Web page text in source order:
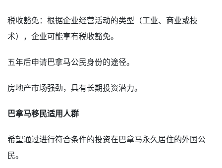
税收豁免：根据企业经营活动的类型（工业、商业或技
术），企业可能享有税收豁免。
五年后申请巴拿马公民身份的途径。
房地产市场强劲，具有长期投资潜力。
巴拿马移民适用人群
希望通过进行符合条件的投资在巴拿马永久居住的外国公
民。